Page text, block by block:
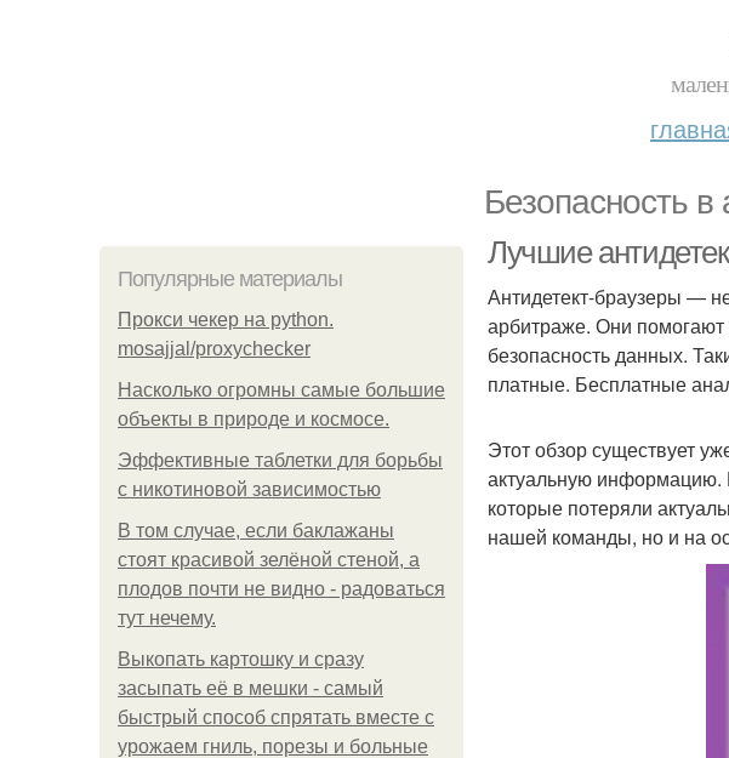
Безопасность в
Популярные материалы
Прокси чекер на python.
mosajjal/proxychecker
Насколько огромны самые большие
объекты в природе и космосе.
Эффективные таблетки для борьбы
с никотиновой зависимостью
В том случае, если баклажаны
стоят красивой зелёной стеной, а
плодов почти не видно - радоваться
тут нечему.
Выкопать картошку и сразу
засыпать её в мешки - самый
быстрый способ спрятать вместе с
урожаем гниль, порезы и больные
Лучшие
Антидетект-браузеры —
арбитраже. Они помогают
безопасность данных.
платные. Бесплатные
Этот обзор существует
актуальную информацию.
которые потеряли
нашей команды, но и на